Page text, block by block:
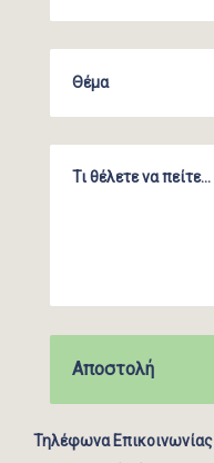
Τηλέφωνα Επικοινωνίας